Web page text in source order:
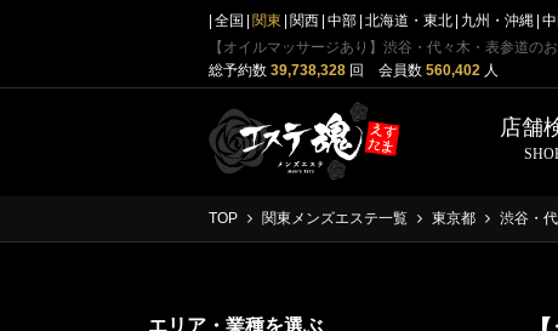
全国 関東 関西 中部 北海道・東北 九州・沖縄
総予約数 39,738,328 回 会員数 560,402 人
店舗
TOP 関東メンズエステ一覧 東京都 渋谷・
エリア・業種を選ぶ